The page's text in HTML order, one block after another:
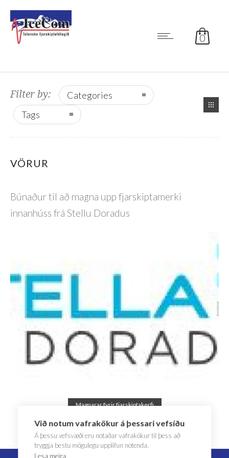
0
Filter by:
Categories
Tags
VÖRUR
Búnaður til að magna upp fjarskiptamerki
innanhúss frá Stellu Doradus
Read more
Magnarar fyrir fjarskiptakerfi
Stella Doradus
Við notum vafrakökur á þessari vefsíðu
Á þessu vefsvæði eru notaðar vafrakökur til þess að
tryggja bestu mögulegu upplifun notenda.
Lesa meira